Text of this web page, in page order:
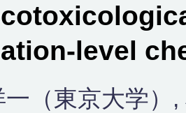
level
（東京大学）